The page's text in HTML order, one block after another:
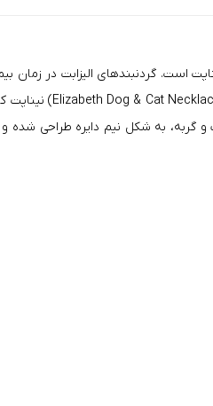
است. گردنبندهای الیزابت در زمان
به شکل نیم دایره طراحی شده